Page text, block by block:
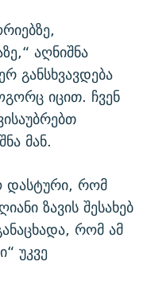
აღნიშნა
განსხვავდება
იცით. ჩვენ
მან.
დასტური, რომ
ზავის შესახებ
რომ ამ
უკვე